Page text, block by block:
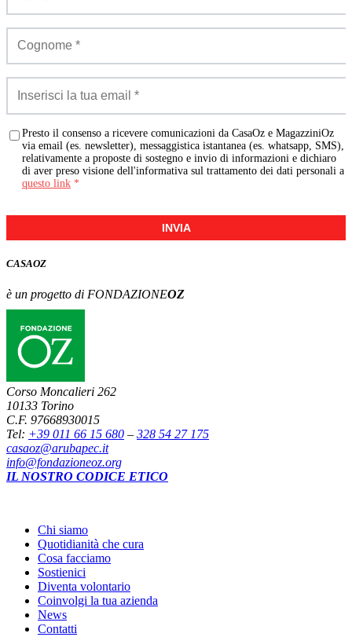
Presto il consenso a ricevere comunicazioni da CasaOz e MagazziniOz
via email (es. newsletter), messaggistica istantanea (es. whatsapp, SMS),
relativamente a proposte di sostegno e invio di informazioni e dichiaro
di aver preso visione dell'informativa sul trattamento dei dati personali a
questo link *
INVIA
CASAOZ
è un progetto di FONDAZIONEOZ
Corso Moncalieri 262
10133 Torino
C.F. 97668930015
Tel: +39 011 66 15 680 – 328 54 27 175
casaoz@arubapec.it
info@fondazioneoz.org
IL NOSTRO CODICE ETICO
Chi siamo
Quotidianità che cura
Cosa facciamo
Sostienici
Diventa volontario
Coinvolgi la tua azienda
News
Contatti